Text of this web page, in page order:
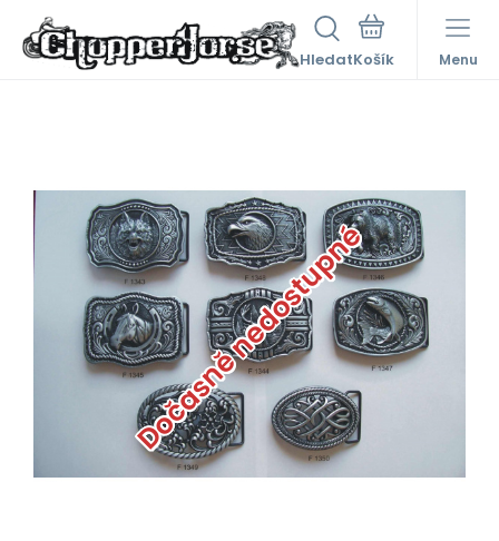
Hledat Menu
Dočasně nedostupné